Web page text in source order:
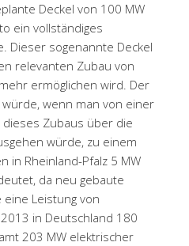
Deckel von 100 MW
ein vollständiges
Dieser sogenannte Deckel
relevanten Zubau von
ermöglichen wird. Der
wenn man von einer
dieses Zubaus über die
würde, zu einem
in Rheinland-Pfalz 5 MW
da neu gebaute
Leistung von
in Deutschland 180
203 MW elektrischer